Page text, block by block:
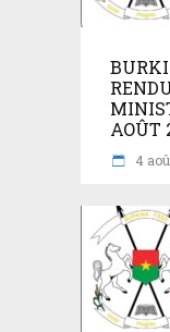
AOÛT
4